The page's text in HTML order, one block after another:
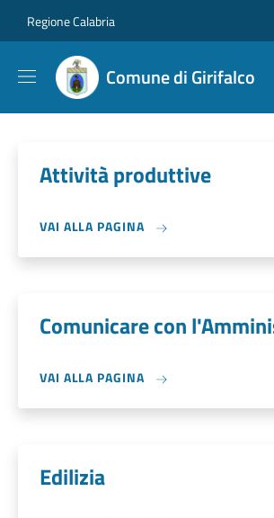
Regione Calabria
Comune di Girifalco
Attività produttive
VAI ALLA PAGINA
Comunicare con
VAI ALLA PAGINA
Edilizia